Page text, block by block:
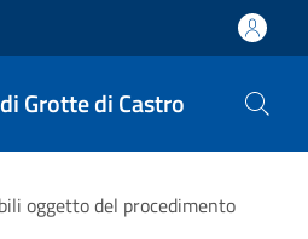
Grotte di Castro
oggetto del procedimento